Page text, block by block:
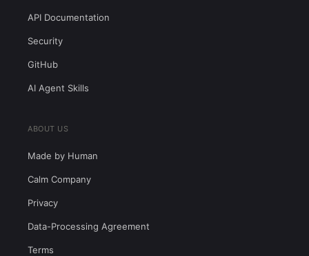
API Documentation
Security
GitHub
AI Agent Skills
ABOUT US
Made by Human
Calm Company
Privacy
Data-Processing Agreement
Terms